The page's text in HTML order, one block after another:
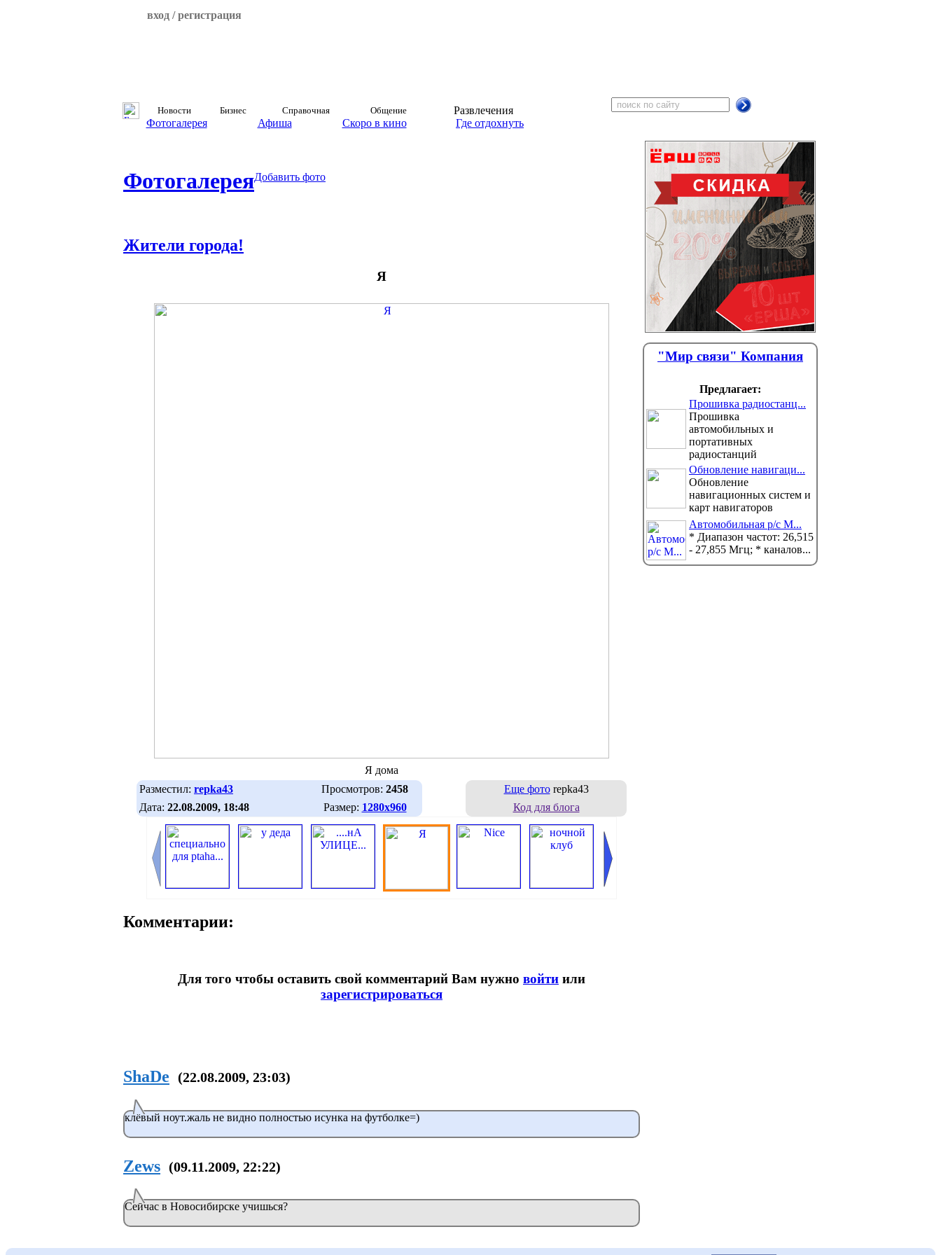
вход / регистрация
Новости Бизнес Справочная Общение
Развлечения
Фотогалерея
Афиша Скоро в кино Где отдохнуть
ФотогалереяДобавить фото
Жители города!
Я
Я дома
Разместил: repka43 Просмотров: 2458
Дата: 22.08.2009, 18:48 Размер: 1280х960
Еще фотоrepka43
Код для блога
Комментарии:
Для того чтобы оставить свой комментарий Вам нужно войти или
зарегистрироваться
ShaDe (22.08.2009, 23:03)
клёвый ноут.жаль не видно полностью исунка на футболке=)
Zews (09.11.2009, 22:22)
Сейчас в Новосибирске учишься?
"Мир связи" Компания
Предлагает:
Прошивка радиостанц...
Прошивка
автомобильных и
портативных
радиостанций
Обновление навигаци...
Обновление
навигационных систем и
карт навигаторов
Автомобильная р/с M...
* Диапазон частот: 26,515
- 27,855 Мгц; * каналов...